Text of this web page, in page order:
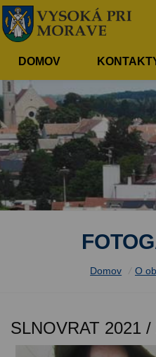
DOMOV
Domov / O
SLNOVRAT 2021 /